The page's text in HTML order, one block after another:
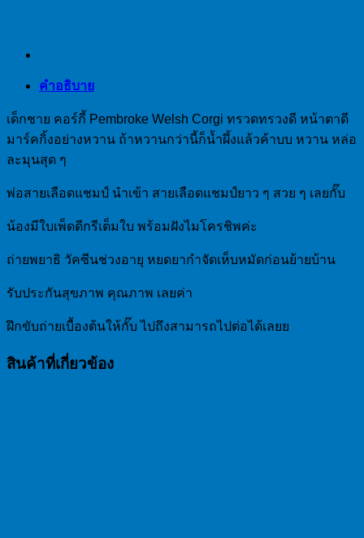
ดี
มาร์ค
งอ
ย่าง
หวาน
ย้าย
บ้าน)
คำอธิบาย
เด็กชาย คอร์กี้ Pembroke Welsh Corgi ทรวดทรวงดี หน้าตาดี
มาร์คกิ้งอย่างหวาน ถ้าหวานกว่านี้ก็น้ำผึ้งแล้วค้าบบ หวาน หล่อ
ละมุนสุด ๆ
พ่อสายเลือดแชมป์ นำเข้า สายเลือดแชมป์ยาว ๆ สวย ๆ เลยกั๊บ
น้องมีใบเพ็ดดีกรีเต็มใบ พร้อมฝังไมโครชิพค่ะ
ถ่ายพยาธิ วัคซีนช่วงอายุ หยดยากำจัดเห็บหมัดก่อนย้ายบ้าน
รับประกันสุขภาพ คุณภาพ เลยค่า
ฝึกขับถ่ายเบื้องต้นให้กั๊บ ไปถึงสามารถไปต่อได้เลยย
สินค้าที่เกี่ยวข้อง